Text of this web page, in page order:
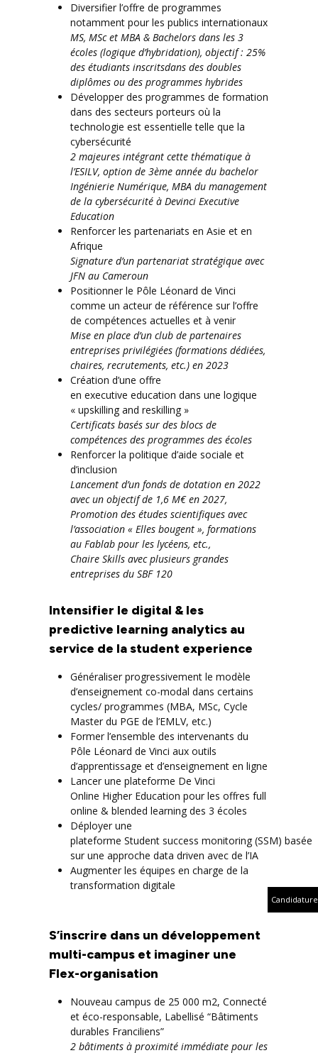
Diversifier l’offre de programmes
notamment pour les publics internationaux
MS, MSc et MBA & Bachelors dans les 3
écoles (logique d’hybridation), objectif : 25%
des étudiants inscritsdans des doubles
diplômes ou des programmes hybrides
Développer des programmes de formation
dans des secteurs porteurs où la
technologie est essentielle telle que la
cybersécurité
2 majeures intégrant cette thématique à
l’ESILV, option de 3ème année du bachelor
Ingénierie Numérique, MBA du management
de la cybersécurité à Devinci Executive
Education
Renforcer les partenariats en Asie et en
Afrique
Signature d’un partenariat stratégique avec
JFN au Cameroun
Positionner le Pôle Léonard de Vinci
comme un acteur de référence sur l’offre
de compétences actuelles et à venir
Mise en place d’un club de partenaires
entreprises privilégiées (formations dédiées,
chaires, recrutements, etc.) en 2023
Création d’une offre
en executive education dans une logique
« upskilling and reskilling »
Certificats basés sur des blocs de
compétences des programmes des écoles
Renforcer la politique d’aide sociale et
d’inclusion
Lancement d’un fonds de dotation en 2022
avec un objectif de 1,6 M€ en 2027,
Promotion des études scientifiques avec
l’association « Elles bougent », formations
au Fablab pour les lycéens, etc.,
Chaire Skills avec plusieurs grandes
entreprises du SBF 120
Intensifier le digital & les
predictive learning analytics au
service de la student experience
Généraliser progressivement le modèle
d’enseignement co-modal dans certains
cycles/ programmes (MBA, MSc, Cycle
Master du PGE de l’EMLV, etc.)
Former l’ensemble des intervenants du
Pôle Léonard de Vinci aux outils
d’apprentissage et d’enseignement en ligne
Lancer une plateforme De Vinci
Online Higher Education pour les offres full
online & blended learning des 3 écoles
Déployer une
plateforme Student success monitoring (SSM) basée
sur une approche data driven avec de l’IA
Augmenter les équipes en charge de la
transformation digitale
S’inscrire dans un développement
multi-campus et imaginer une
Flex-organisation
Nouveau campus de 25 000 m2, Connecté
et éco-responsable, Labellisé “Bâtiments
durables Franciliens”
2 bâtiments à proximité immédiate pour les
Candidature